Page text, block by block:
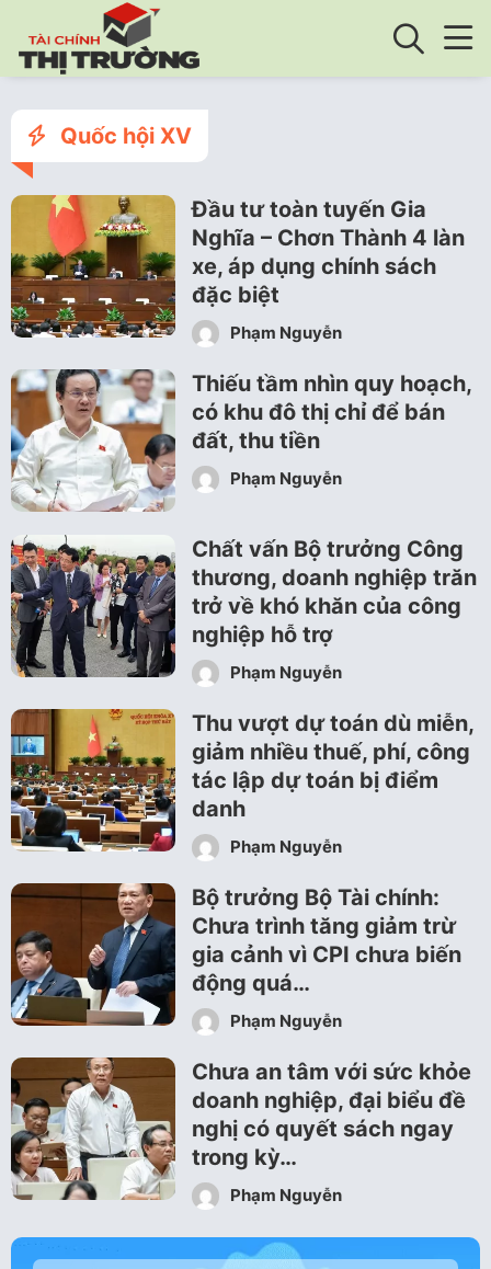
Quốc hội XV
Đầu tư toàn tuyến Gia
Nghĩa – Chơn Thành 4 làn
xe, áp dụng chính sách
đặc biệt
Phạm Nguyễn
Thiếu tầm nhìn quy hoạch,
có khu đô thị chỉ để bán
đất, thu tiền
Phạm Nguyễn
Chất vấn Bộ trưởng Công
thương, doanh nghiệp trăn
trở về khó khăn của công
nghiệp hỗ trợ
Phạm Nguyễn
Thu vượt dự toán dù miễn,
giảm nhiều thuế, phí, công
tác lập dự toán bị điểm
danh
Phạm Nguyễn
Bộ trưởng Bộ Tài chính:
Chưa trình tăng giảm trừ
gia cảnh vì CPI chưa biến
động quá…
Phạm Nguyễn
Chưa an tâm với sức khỏe
doanh nghiệp, đại biểu đề
nghị có quyết sách ngay
trong kỳ…
Phạm Nguyễn